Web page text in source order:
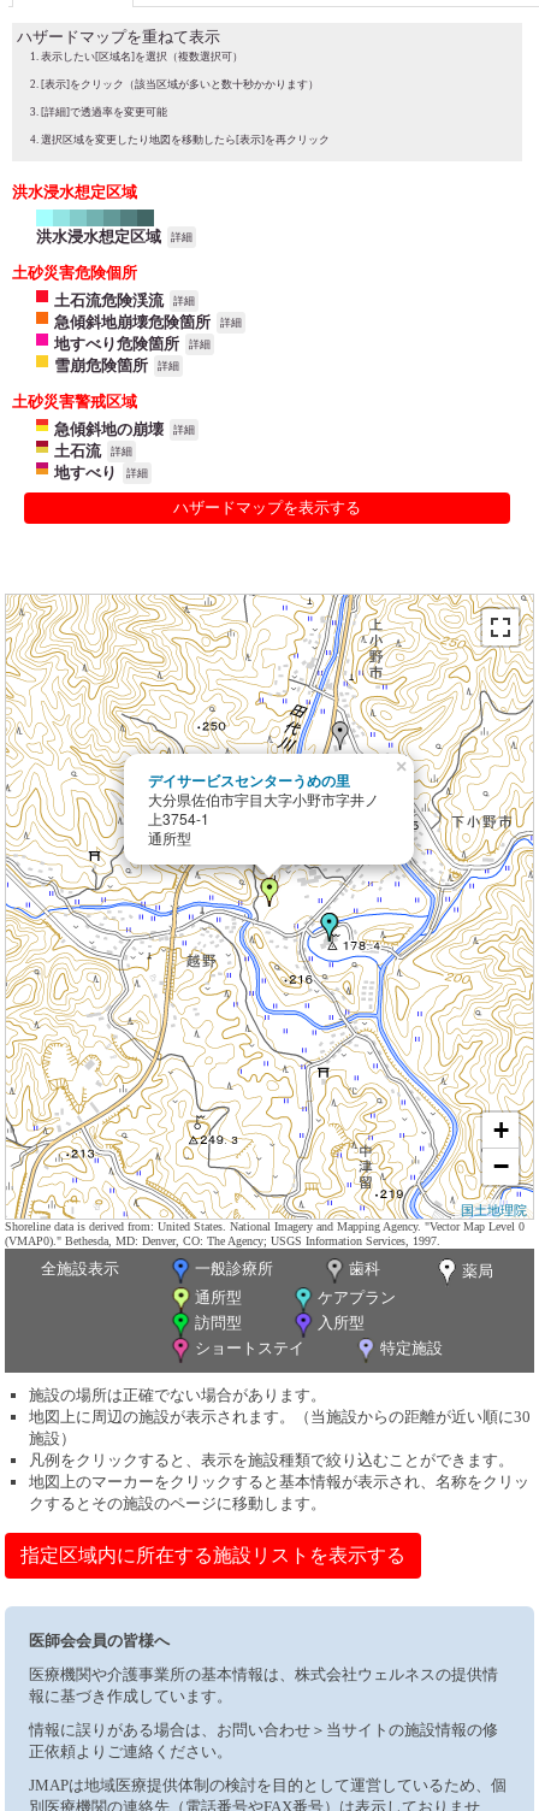
ハザードマップを重ねて表示
表示したい[区域名]を選択（複数選択可）
[表示]をクリック（該当区域が多いと数十秒かかります）
[詳細]で透過率を変更可能
選択区域を変更したり地図を移動したら[表示]を再クリック
洪水浸水想定区域
洪水浸水想定区域 詳細
土砂災害危険個所
土石流危険渓流
詳細
急傾斜地崩壊危険箇所 詳細
地すべり危険箇所 詳細
雪崩危険箇所 詳細
土砂災害警戒区域
急傾斜地の崩壊
詳細
土石流 詳細
地すべり 詳細
ハザードマップを表示する
デイサービスセンターうめの里
大分県佐伯市宇目大字小野市字井ノ
上3754-1
通所型
×
+
−
国土地理院
Shoreline data is derived from: United States. National Imagery and Mapping Agency. "Vector Map Level 0
(VMAP0)." Bethesda, MD: Denver, CO: The Agency; USGS Information Services, 1997.
全施設表示 一般診療所 歯科
薬局
通所型
ケアプラン
訪問型
入所型
ショートステイ
特定施設
施設の場所は正確でない場合があります。
地図上に周辺の施設が表示されます。（当施設からの距離が近い順に30
施設）
凡例をクリックすると、表示を施設種類で絞り込むことができます。
地図上のマーカーをクリックすると基本情報が表示され、名称をクリッ
クするとその施設のページに移動します。
指定区域内に所在する施設リストを表示する
医師会会員の皆様へ
医療機関や介護事業所の基本情報は、株式会社ウェルネスの提供情
報に基づき作成しています。
情報に誤りがある場合は、お問い合わせ＞当サイトの施設情報の修
正依頼よりご連絡ください。
JMAPは地域医療提供体制の検討を目的として運営しているため、個
別医療機関の連絡先（電話番号やFAX番号）は表示しておりませ